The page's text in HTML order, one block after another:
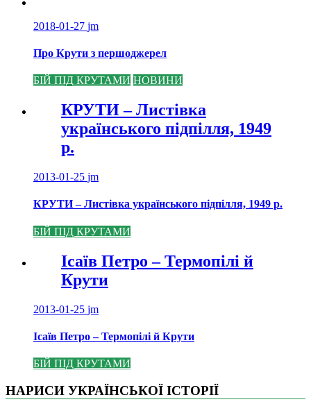
2018-01-27 jm
Про Крути з першоджерел
БІЙ ПІД КРУТАМИ НОВИНИ
КРУТИ – Листівка
українського підпілля, 1949
р.
2013-01-25 jm
КРУТИ – Листівка українського підпілля, 1949 р.
БІЙ ПІД КРУТАМИ
Ісаїв Петро – Термопілі й
Крути
2013-01-25 jm
Ісаїв Петро – Термопілі й Крути
БІЙ ПІД КРУТАМИ
НАРИСИ УКРАЇНСЬКОЇ ІСТОРІЇ